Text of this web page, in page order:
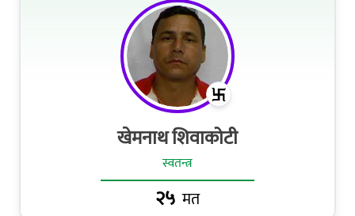
खेमनाथ शिवाकोटी
स्वतन्त्र
२५ मत